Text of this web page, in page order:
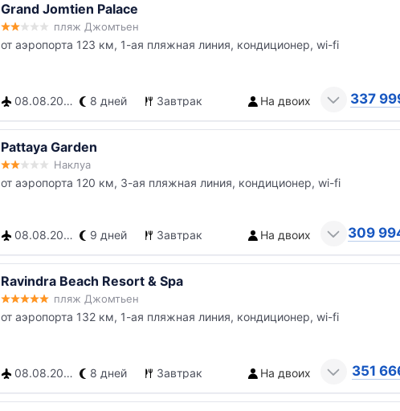
Grand Jomtien Palace
пляж Джомтьен
от аэропорта 123 км, 1-ая пляжная линия, кондиционер, wi-fi
08.08.2026 8 дней Завтрак На двоих 337
Pattaya Garden
Наклуа
от аэропорта 120 км, 3-ая пляжная линия, кондиционер, wi-fi
08.08.2026 9 дней Завтрак На двоих 309
Ravindra Beach Resort & Spa
пляж Джомтьен
от аэропорта 132 км, 1-ая пляжная линия, кондиционер, wi-fi
08.08.2026 8 дней Завтрак На двоих 351